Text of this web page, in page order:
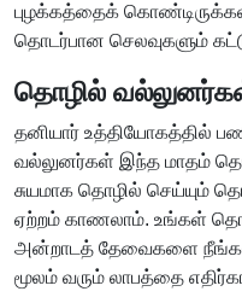
புழக்கத்தைக்
தொடர்பான செலவுகளும்
தொழில்
தனியார் உத்தியோகத்தில்
வல்லுனர்கள் இந்த மாதம்
சுயமாக தொழில் செய்யும்
ஏற்றம் காணலாம். உங்கள்
அன்றாடத் தேவைகளை
மூலம் வரும் லாபத்தை